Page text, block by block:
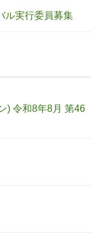
ル実行委員募集
) 令和8年8月 第46